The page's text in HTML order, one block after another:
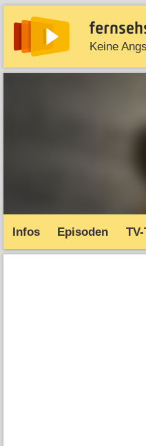
Keine
News Entdecken
Infos Episoden